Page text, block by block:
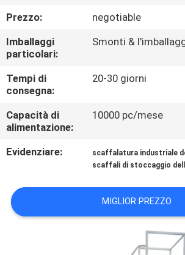
CONTROLLO
DI
QUALITÀ
CONTATTICI
RICHIEDA
UNA
MAPPA
Prezzo:
negotiable
Imballaggi
particolari:
Smonti &
Tempi di
consegna:
20-30 giorni
Capacità di
alimentazione:
10000 pc/mese
Evidenziare: scaffalatura industriale
scaffali di stoccaggio
MIGLIOR PREZZO